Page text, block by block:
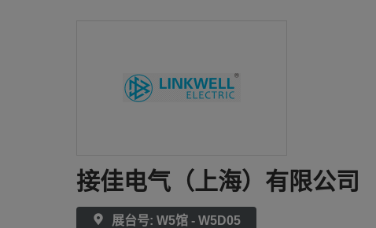
接佳电气（上海）有限公司
展台号: W5馆 - W5D05